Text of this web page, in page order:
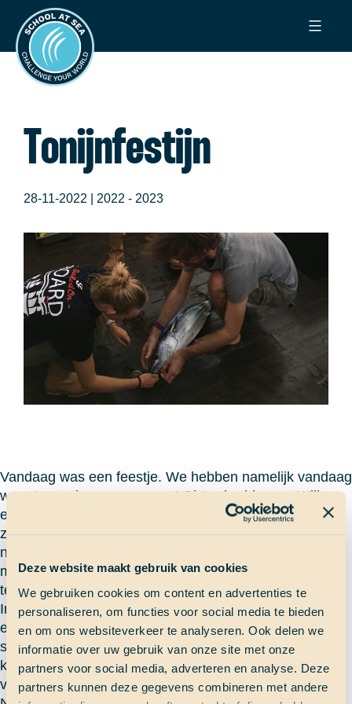
Deze website maakt gebruik van cookies
We gebruiken cookies om content en advertenties te
personaliseren, om functies voor social media te bieden
en om ons websiteverkeer te analyseren. Ook delen we
informatie over uw gebruik van onze site met onze
partners voor social media, adverteren en analyse. Deze
partners kunnen deze gegevens combineren met andere
naar
inhoud
School
at
Sea
Tonijnfestijn
28-11-2022 | 2022 - 2023
Vandaag was een feestje. We hebben namelijk vandaag
weer twee vissen gevangen! Gister hadden we Willem,
een bonito (een vis die heel erg lijkt op een tonijn) van
zo’n 9 kg, gevangen. Vervolgens hebben we vandaag
nog één vis gevangen die we konden opeten, een mahi
mahi, en nóg eentje maar die was zo klein dat we hem
terug hebben gegooid.
In de ochtend ging een van ons, een viskundige die bij
een vishandel werkt, Willem en zijn mede-vis
schoonmaken en fileren. Een paar geïnteresseerden
keken mee en mochten zelfs af en toe een stukje in de
vis snijden. Ook ik heb mijn steentje bijgedragen :).